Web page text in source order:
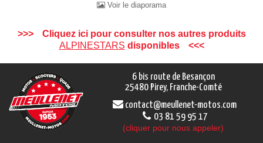
Voir le diaporama
Cliquez ici pour consulter nos autres produits
ALPINESTARS disponibles
6 bis route de Besançon
25480 Pirey, Franche-Comté
contact@meullenet-motos.com
03 81 59 95 17
(cliquer pour nous appeler)